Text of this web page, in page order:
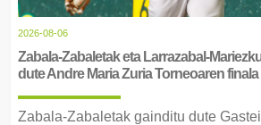
2026-08-06
Zabala-Zabaletak eta Larrazabal-
dute Andre Maria Zuria Torneoaren finala
Zabala-Zabaletak gainditu dute